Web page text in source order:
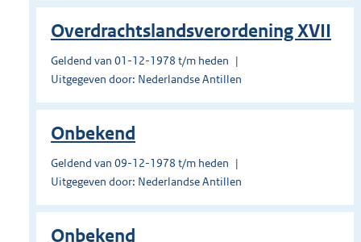
Overdrachtslandsverordening XVII
Geldend van 01-12-1978 t/m heden
Uitgegeven door: Nederlandse Antillen
Onbekend
Geldend van 09-12-1978 t/m heden
Uitgegeven door: Nederlandse Antillen
Onbekend